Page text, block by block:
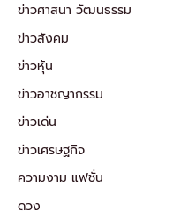
ข่าวศาสนา วัฒนธรรม
ข่าวสังคม
ข่าวหุ้น
ข่าวอาชญากรรม
ข่าวเด่น
ข่าวเศรษฐกิจ
ความงาม แฟชั่น
ดวง